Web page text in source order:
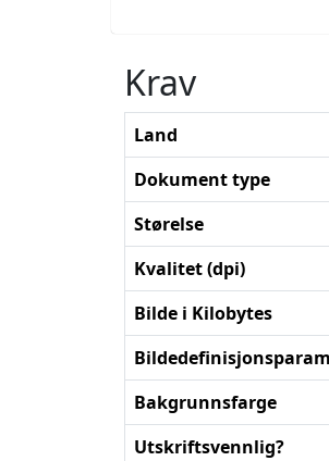
Krav
Land
Dokument type
Størelse
Kvalitet (dpi)
Bilde i Kilobytes
Bakgrunnsfarge
Utskriftsvennlig?